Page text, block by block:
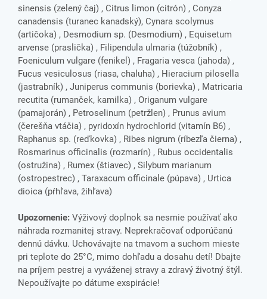
sinensis (zelený čaj) , Citrus limon (citrón) , Conyza
canadensis (turanec kanadský), Cynara scolymus
(artičoka) , Desmodium sp. (Desmodium) , Equisetum
arvense (praslička) , Filipendula ulmaria (túžobník) ,
Foeniculum vulgare (fenikel) , Fragaria vesca (jahoda) ,
Fucus vesiculosus (riasa, chaluha) , Hieracium pilosella
(jastrabník) , Juniperus communis (borievka) , Matricaria
recutita (rumanček, kamilka) , Origanum vulgare
(pamajorán) , Petroselinum (petržlen) , Prunus avium
(čerešňa vtáčia) , pyridoxín hydrochlorid (vitamín B6) ,
Raphanus sp. (reďkovka) , Ribes nigrum (ríbezľa čierna) ,
Rosmarinus officinalis (rozmarín) , Rubus occidentalis
(ostružina) , Rumex (štiavec) , Silybum marianum
(ostropestrec) , Taraxacum officinale (púpava) , Urtica
dioica (pŕhľava, žihľava)
Upozornenie: Výživový doplnok sa nesmie používať ako
náhrada rozmanitej stravy. Neprekračovať odporúčanú
dennú dávku. Uchovávajte na tmavom a suchom mieste
pri teplote do 25°C, mimo dohľadu a dosahu detí! Dbajte
na príjem pestrej a vyváženej stravy a zdravý životný štýl.
Nepoužívajte po dátume exspirácie!